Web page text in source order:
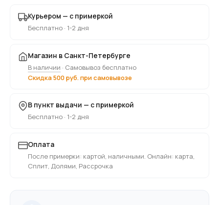
Курьером — с примеркой
Бесплатно · 1-2 дня
Магазин в Санкт-Петербурге
В наличии · Самовывоз бесплатно
Скидка 500 руб. при самовывозе
В пункт выдачи — с примеркой
Бесплатно · 1-2 дня
Оплата
После примерки: картой, наличными. Онлайн: карта,
Сплит, Долями, Рассрочка